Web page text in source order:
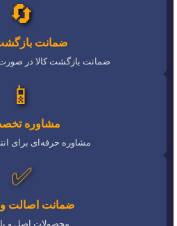
🔄
ضمانت
ضمانت بازگشت کالا در
📱
مشاوره
مشاوره حرفه‌ای برای
✅
ضمانت اصالت
محصولات اصل و